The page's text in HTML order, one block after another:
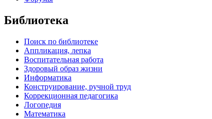
Библиотека
Поиск по библиотеке
Аппликация, лепка
Воспитательная работа
Здоровый образ жизни
Информатика
Конструирование, ручной труд
Коррекционная педагогика
Логопедия
Математика